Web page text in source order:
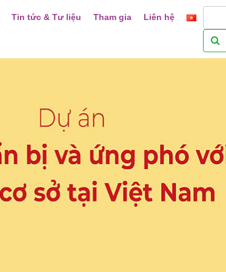
Tin tức & Tư liệu Tham gia Liên hệ